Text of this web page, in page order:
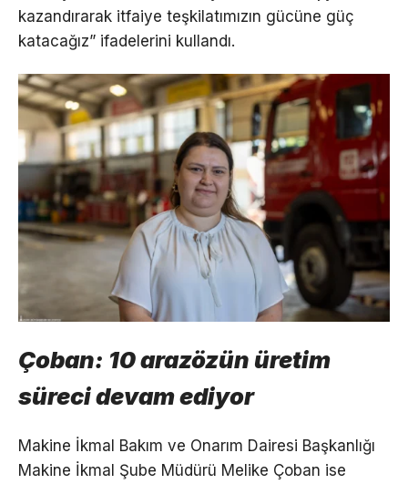
kazandırarak itfaiye teşkilatımızın gücüne güç
katacağız” ifadelerini kullandı.
Çoban: 10 arazözün üretim
süreci devam ediyor
Makine İkmal Bakım ve Onarım Dairesi Başkanlığı
Makine İkmal Şube Müdürü Melike Çoban ise